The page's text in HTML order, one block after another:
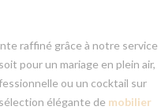
raffiné grâce à notre service
pour un mariage en plein air,
ou un cocktail sur
élégante de mobilier